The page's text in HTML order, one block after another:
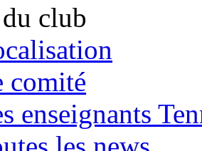
club
comité
enseignants